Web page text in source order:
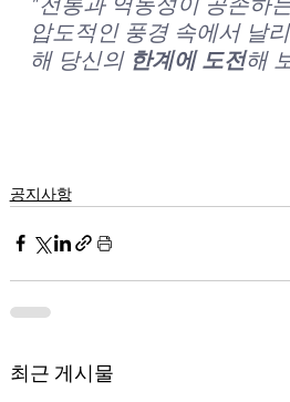
압도적인 풍경 속에서 날
해 당신의 한계에 도전해
공지사항
최근 게시물